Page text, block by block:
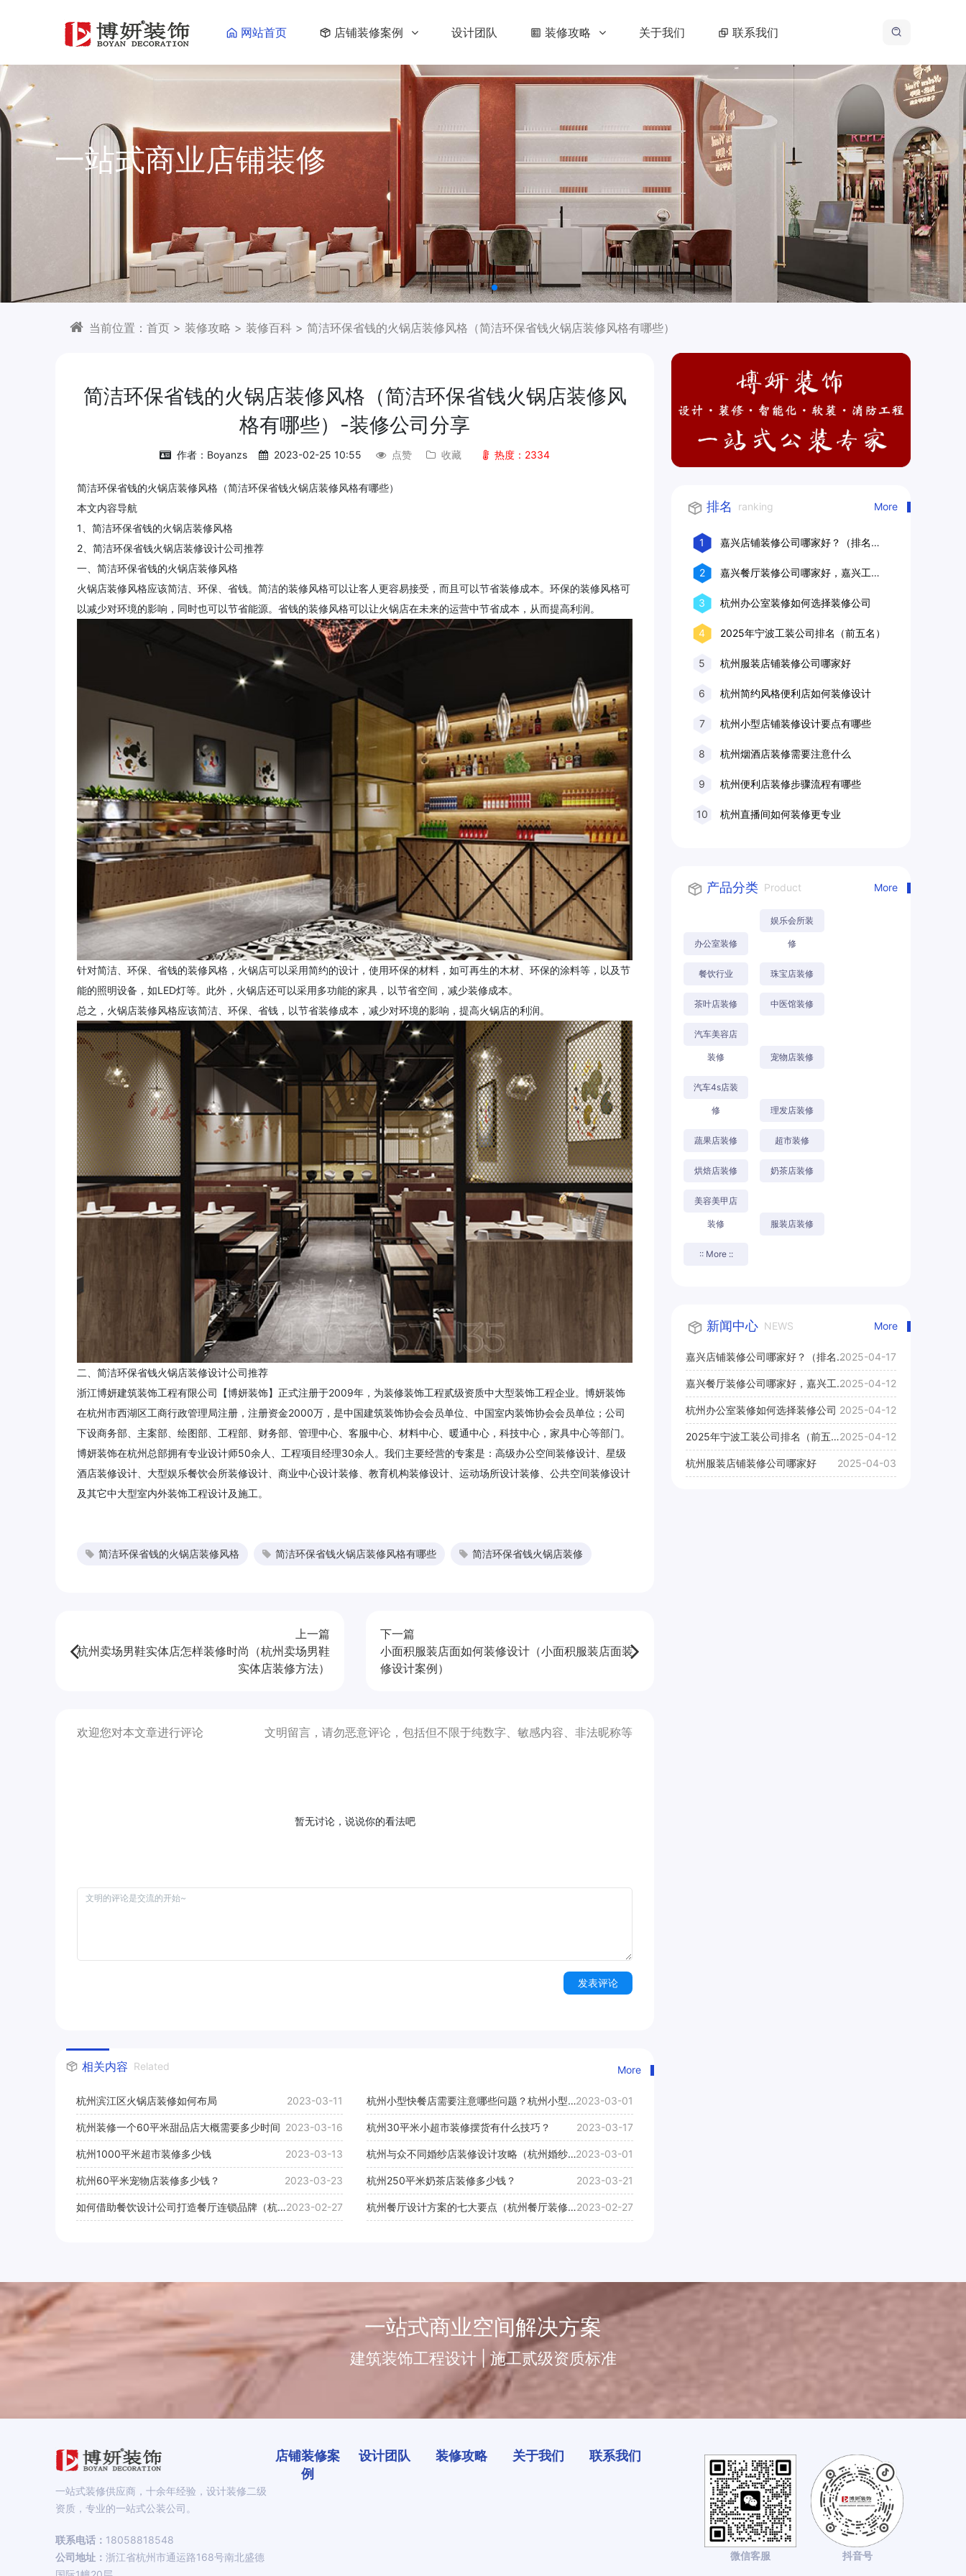
网站首页 店铺装修案例 设计团队 装修攻略 关于我们 联系我们
一站式商业店铺装修
海量效果图供您参考
了解更多
当前位置： 首页 > 装修攻略 > 装修百科 > 简洁环保省钱的火锅店装修风格（简洁环保省钱火锅店装修风格有哪些）
简洁环保省钱的火锅店装修风格（简洁环保省钱火锅店装修风
格有哪些）-装修公司分享
作者：Boyanzs 2023-02-25 10:55 点赞 收藏 热度：2334
简洁环保省钱的火锅店装修风格（简洁环保省钱火锅店装修风格有哪些）
本文内容导航
1、简洁环保省钱的火锅店装修风格
2、简洁环保省钱火锅店装修设计公司推荐
一、简洁环保省钱的火锅店装修风格
火锅店装修风格应该简洁、环保、省钱。简洁的装修风格可以让客人更容易接受，而且可以节省装修成本。环保的装修风格可
以减少对环境的影响，同时也可以节省能源。省钱的装修风格可以让火锅店在未来的运营中节省成本，从而提高利润。
针对简洁、环保、省钱的装修风格，火锅店可以采用简约的设计，使用环保的材料，如可再生的木材、环保的涂料等，以及节
能的照明设备，如LED灯等。此外，火锅店还可以采用多功能的家具，以节省空间，减少装修成本。
总之，火锅店装修风格应该简洁、环保、省钱，以节省装修成本，减少对环境的影响，提高火锅店的利润。
二、简洁环保省钱火锅店装修设计公司推荐
浙江博妍建筑装饰工程有限公司【博妍装饰】正式注册于2009年，为装修装饰工程贰级资质中大型装饰工程企业。博妍装饰
在杭州市西湖区工商行政管理局注册，注册资金2000万，是中国建筑装饰协会会员单位、中国室内装饰协会会员单位；公司
下设商务部、主案部、绘图部、工程部、财务部、管理中心、客服中心、材料中心、暖通中心，科技中心，家具中心等部门。
博妍装饰在杭州总部拥有专业设计师50余人、工程项目经理30余人。我们主要经营的专案是：高级办公空间装修设计、星级
酒店装修设计、大型娱乐餐饮会所装修设计、商业中心设计装修、教育机构装修设计、运动场所设计装修、公共空间装修设计
及其它中大型室内外装饰工程设计及施工。
简洁环保省钱的火锅店装修风格 简洁环保省钱火锅店装修风格有哪些 简洁环保省钱火锅店装修
上一篇
杭州卖场男鞋实体店怎样装修时尚（杭州卖场男鞋
实体店装修方法）
下一篇
小面积服装店面如何装修设计（小面积服装店面装
修设计案例）
欢迎您对本文章进行评论 文明留言，请勿恶意评论，包括但不限于纯数字、敏感内容、非法昵称等
暂无讨论，说说你的看法吧
发表评论
相关内容 Related More
杭州滨江区火锅店装修如何布局 2023-03-11 杭州小型快餐店需要注意哪些问题？杭州小型快
餐店装修需要注意哪些细节？
2023-03-01
杭州装修一个60平米甜品店大概需要多少时间 2023-03-16 杭州30平米小超市装修摆货有什么技巧？ 2023-03-17
杭州1000平米超市装修多少钱 2023-03-13 杭州与众不同婚纱店装修设计攻略（杭州婚纱店
装修设计效果图）
2023-03-01
杭州60平米宠物店装修多少钱？ 2023-03-23 杭州250平米奶茶店装修多少钱？ 2023-03-21
如何借助餐饮设计公司打造餐厅连锁品牌（杭州2023-02-27 杭州餐厅设计方案的七大要点（杭州餐厅装修设2023-02-27
排名 ranking More
1
嘉兴店铺装修公司哪家好？（排名前
十口碑推荐）
2
嘉兴餐厅装修公司哪家好，嘉兴工装
公司推荐
3
杭州办公室装修如何选择装修公司
4 2025年宁波工装公司排名（前五名）
5 杭州服装店铺装修公司哪家好
6 杭州简约风格便利店如何装修设计
7 杭州小型店铺装修设计要点有哪些
8 杭州烟酒店装修需要注意什么
9 杭州便利店装修步骤流程有哪些
10 杭州直播间如何装修更专业
产品分类 Product More
办公室装修
娱乐会所装
修
餐饮行业 珠宝店装修
茶叶店装修 中医馆装修
汽车美容店
装修 宠物店装修
汽车4s店装
修 理发店装修
蔬果店装修 超市装修
烘焙店装修 奶茶店装修
美容美甲店
装修 服装店装修
:: More ::
新闻中心 NEWS More
嘉兴店铺装修公司哪家好？（排名
前十口碑推荐）
2025-04-17
嘉兴餐厅装修公司哪家好，嘉兴工
装公司推荐
2025-04-12
杭州办公室装修如何选择装修公司 2025-04-12
2025年宁波工装公司排名（前五
名）
2025-04-12
杭州服装店铺装修公司哪家好 2025-04-03
一站式商业空间解决方案
建筑装饰工程设计 | 施工贰级资质标准
一站式装修供应商，十余年经验，设计装修二级
资质，专业的一站式公装公司。
联系电话： 18058818548
公司地址： 浙江省杭州市通运路168号南北盛德
店铺装修案
例
设计团队 装修攻略 关于我们 联系我们
微信客服 抖音号